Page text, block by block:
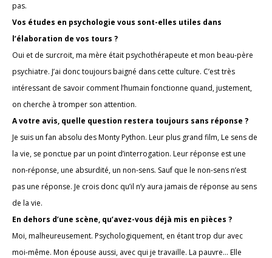
pas.
Vos études en psychologie vous sont-elles utiles dans
l’élaboration de vos tours ?
Oui et de surcroit, ma mère était psychothérapeute et mon beau-père
psychiatre. J’ai donc toujours baigné dans cette culture. C’est très
intéressant de savoir comment l’humain fonctionne quand, justement,
on cherche à tromper son attention.
A votre avis, quelle question restera toujours sans réponse ?
Je suis un fan absolu des Monty Python. Leur plus grand film, Le sens de
la vie, se ponctue par un point d’interrogation. Leur réponse est une
non-réponse, une absurdité, un non-sens. Sauf que le non-sens n’est
pas une réponse. Je crois donc qu’il n’y aura jamais de réponse au sens
de la vie.
En dehors d’une scène, qu’avez-vous déjà mis en pièces ?
Moi, malheureusement. Psychologiquement, en étant trop dur avec
moi-même. Mon épouse aussi, avec qui je travaille. La pauvre… Elle